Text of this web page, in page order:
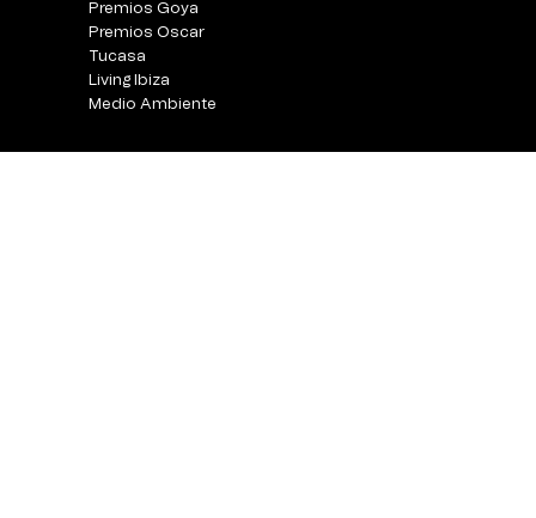
Premios Goya
Premios Oscar
Tucasa
Living Ibiza
Medio Ambiente